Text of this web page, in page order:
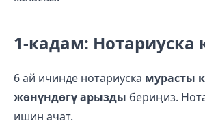
1-кадам: Нотариуска
6 ай ичинде нотариуска мурасты
жөнүндөгү арызды бериңиз.
ишин ачат.